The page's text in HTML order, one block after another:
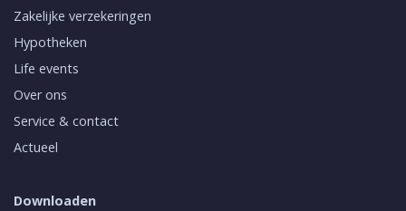
Zakelijke verzekeringen
Hypotheken
Life events
Over ons
Service & contact
Actueel
Downloaden